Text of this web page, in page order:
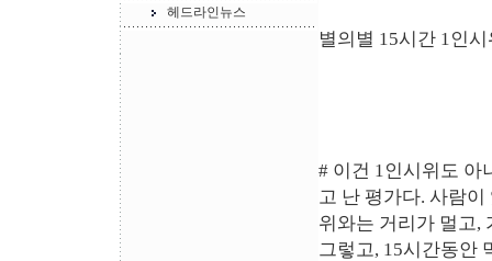
헤드라인뉴스
별의별 15시간 1인
# 이건 1인시위도 아
고 난 평가다. 사람
위와는 거리가 멀고,
그렇고, 15시간동안